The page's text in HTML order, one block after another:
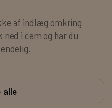
af indlæg omkring
i dem og har du
alle